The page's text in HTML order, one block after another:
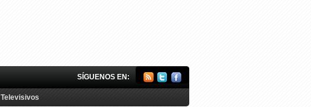
SÍGUENOS EN:
Televisivos